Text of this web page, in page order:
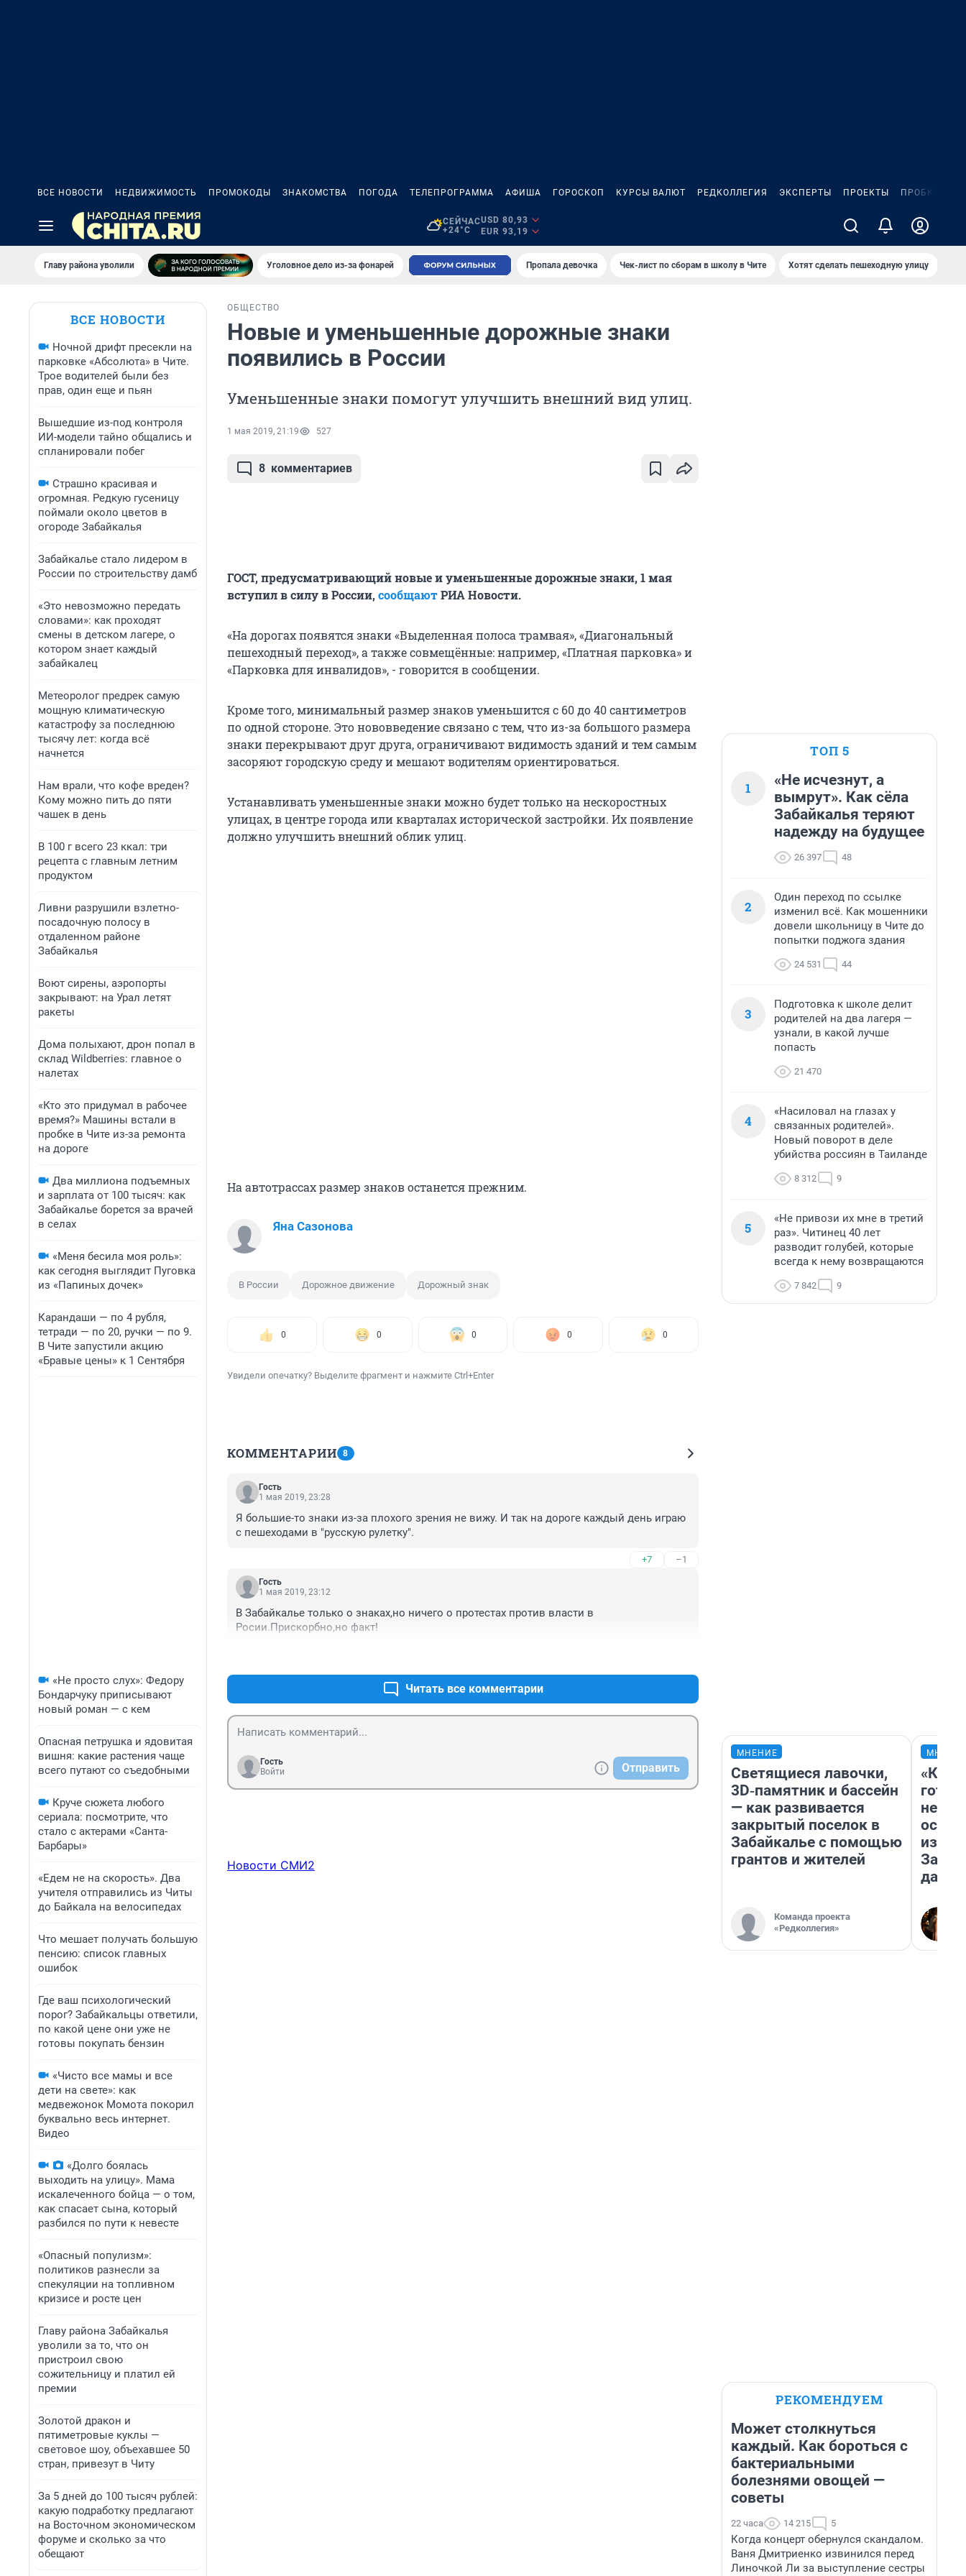
ВСЕ НОВОСТИ НЕДВИЖИМОСТЬ ПРОМОКОДЫ ЗНАКОМСТВА ПОГОДА ТЕЛЕПРОГРАММА АФИША ГОРОСКОП КУРСЫ ВАЛЮТ РЕДКОЛЛЕГИЯ ЭКСПЕРТЫ ПРОЕКТЫ ПРОБКИ
СЕЙЧАС
+24°C
USD 80,93
EUR 93,19
Главу района уволили Уголовное дело из-за фонарей Пропала девочка Чек-лист по сборам в школу в Чите Хотят сделать пешеходную улицу
ВСЕ НОВОСТИ
Ночной дрифт пресекли на
парковке «Абсолюта» в Чите.
Трое водителей были без
прав, один еще и пьян
Вышедшие из-под контроля
ИИ-модели тайно общались и
спланировали побег
Страшно красивая и
огромная. Редкую гусеницу
поймали около цветов в
огороде Забайкалья
Забайкалье стало лидером в
России по строительству дамб
«Это невозможно передать
словами»: как проходят
смены в детском лагере, о
котором знает каждый
забайкалец
Метеоролог предрек самую
мощную климатическую
катастрофу за последнюю
тысячу лет: когда всё
начнется
Нам врали, что кофе вреден?
Кому можно пить до пяти
чашек в день
В 100 г всего 23 ккал: три
рецепта с главным летним
продуктом
Ливни разрушили взлетно-
посадочную полосу в
отдаленном районе
Забайкалья
Воют сирены, аэропорты
закрывают: на Урал летят
ракеты
Дома полыхают, дрон попал в
склад Wildberries: главное о
налетах
«Кто это придумал в рабочее
время?» Машины встали в
пробке в Чите из-за ремонта
на дороге
Два миллиона подъемных
и зарплата от 100 тысяч: как
Забайкалье борется за врачей
в селах
«Меня бесила моя роль»:
как сегодня выглядит Пуговка
из «Папиных дочек»
Карандаши — по 4 рубля,
тетради — по 20, ручки — по 9.
В Чите запустили акцию
«Бравые цены» к 1 Сентября
«Не просто слух»: Федору
Бондарчуку приписывают
новый роман — с кем
Опасная петрушка и ядовитая
вишня: какие растения чаще
всего путают со съедобными
Круче сюжета любого
сериала: посмотрите, что
стало с актерами «Санта-
Барбары»
«Едем не на скорость». Два
учителя отправились из Читы
до Байкала на велосипедах
Что мешает получать большую
пенсию: список главных
ошибок
Где ваш психологический
порог? Забайкальцы ответили,
по какой цене они уже не
готовы покупать бензин
«Чисто все мамы и все
дети на свете»: как
медвежонок Момота покорил
буквально весь интернет.
Видео
«Долго боялась
выходить на улицу». Мама
искалеченного бойца — о том,
как спасает сына, который
разбился по пути к невесте
«Опасный популизм»:
политиков разнесли за
спекуляции на топливном
кризисе и росте цен
Главу района Забайкалья
уволили за то, что он
пристроил свою
сожительницу и платил ей
премии
Золотой дракон и
пятиметровые куклы —
световое шоу, объехавшее 50
стран, привезут в Читу
За 5 дней до 100 тысяч рублей:
какую подработку предлагают
на Восточном экономическом
форуме и сколько за что
обещают
ОБЩЕСТВО
Новые и уменьшенные дорожные знаки
появились в России
Уменьшенные знаки помогут улучшить внешний вид улиц.
1 мая 2019, 21:19 527
8 комментариев
ГОСТ, предусматривающий новые и уменьшенные дорожные знаки, 1 мая
вступил в силу в России,сообщаютРИА Новости.
«На дорогах появятся знаки «Выделенная полоса трамвая», «Диагональный
пешеходный переход», а также совмещённые: например, «Платная парковка» и
«Парковка для инвалидов», - говорится в сообщении.
Кроме того, минимальный размер знаков уменьшится с 60 до 40 сантиметров
по одной стороне. Это нововведение связано с тем, что из-за большого размера
знаки перекрывают друг друга, ограничивают видимость зданий и тем самым
засоряют городскую среду и мешают водителям ориентироваться.
Устанавливать уменьшенные знаки можно будет только на нескоростных
улицах, в центре города или кварталах исторической застройки. Их появление
должно улучшить внешний облик улиц.
На автотрассах размер знаков останется прежним.
Яна Сазонова
В России Дорожное движение Дорожный знак
0 0 0 0 0
Увидели опечатку? Выделите фрагмент и нажмите Ctrl+Enter
КОММЕНТАРИИ 8
Гость
1 мая 2019, 23:28
Я большие-то знаки из-за плохого зрения не вижу. И так на дороге каждый день играю
с пешеходами в "русскую рулетку".
+7 –1
Гость
1 мая 2019, 23:12
В Забайкалье только о знаках,но ничего о протестах против власти в
Росии.Прискорбно,но факт!
Читать все комментарии
Гость
Войти
Отправить
Новости СМИ2
ТОП 5
1
«Не исчезнут, а
вымрут». Как сёла
Забайкалья теряют
надежду на будущее
26 397 48
2
Один переход по ссылке
изменил всё. Как мошенники
довели школьницу в Чите до
попытки поджога здания
24 531 44
3
Подготовка к школе делит
родителей на два лагеря —
узнали, в какой лучше
попасть
21 470
4
«Насиловал на глазах у
связанных родителей».
Новый поворот в деле
убийства россиян в Таиланде
8 312 9
5
«Не привози их мне в третий
раз». Читинец 40 лет
разводит голубей, которые
всегда к нему возвращаются
7 842 9
МНЕНИЕ
Светящиеся лавочки,
3D‑памятник и бассейн
— как развивается
закрытый поселок в
Забайкалье с помощью
грантов и жителей
Команда проекта
«Редколлегия»
дачу
РЕКОМЕНДУЕМ
Может столкнуться
каждый. Как бороться с
бактериальными
болезнями овощей —
советы
22 часа 14 215 5
Когда концерт обернулся скандалом.
Ваня Дмитриенко извинился перед
Линочкой Ли за выступление сестры